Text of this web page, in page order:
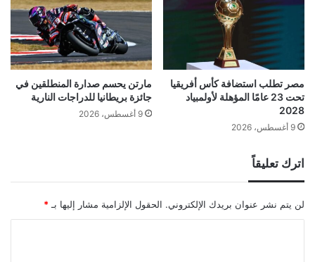
مصر تطلب استضافة كأس أفريقيا
تحت 23 عامًا المؤهلة لأولمبياد
2028
9 أغسطس، 2026
مارتن يحسم صدارة المنطلقين في
جائزة بريطانيا للدراجات النارية
9 أغسطس، 2026
اترك تعليقاً
لن يتم نشر عنوان بريدك الإلكتروني. الحقول الإلزامية مشار إليها بـ*